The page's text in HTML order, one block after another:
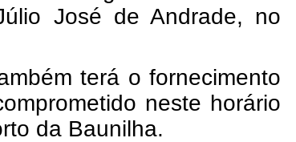
José de Andrade, no
terá o fornecimento
neste horário
da Baunilha.